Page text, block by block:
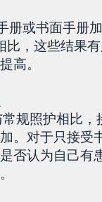
册或书面手册
，这些结果
高。
规照护相比
。对于只接受
否认为自己